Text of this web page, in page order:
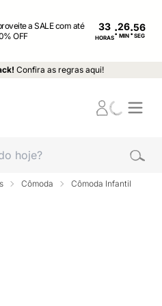
a SALE com até
OFF
33
HORAS: MIN : SEG
Confira as regras aqui!
Cômoda Cômoda Infantil